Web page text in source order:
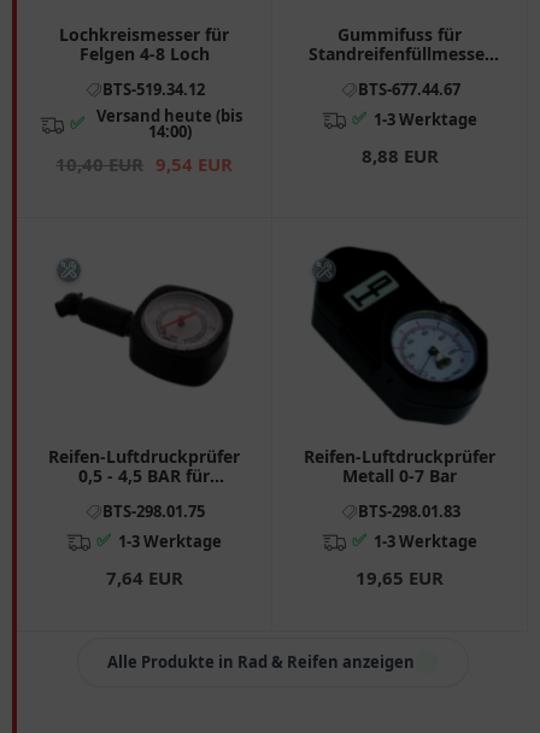
Lochkreismesser für
Felgen 4-8 Loch
BTS-519.34.12
✅ Versand heute (bis
14:00)
10,40 EUR 9,54 EUR
Gummifuss für
Standreifenfüllmesser
BTS-677.44.67
✅ 1-3 Werktage
8,88 EUR
Reifen-Luftdruckprüfer
0,5 - 4,5 BAR für
BTS-298.01.75
✅ 1-3 Werktage
7,64 EUR
Reifen-Luftdruckprüfer
Metall 0-7 Bar
BTS-298.01.83
✅ 1-3 Werktage
19,65 EUR
Alle Produkte in Rad & Reifen anzeigen